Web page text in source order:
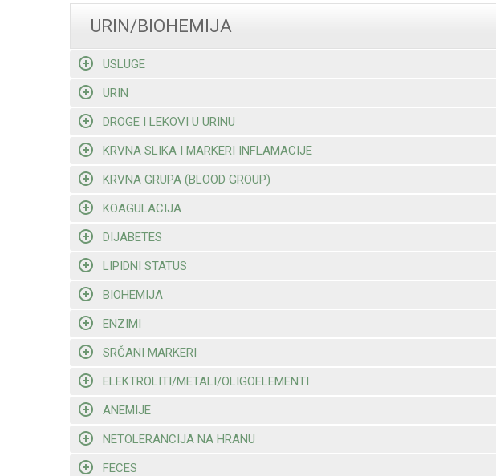
URIN/BIOHEMIJA
USLUGE
URIN
DROGE I LEKOVI U URINU
KRVNA SLIKA I MARKERI INFLAMACIJE
KRVNA GRUPA (BLOOD GROUP)
KOAGULACIJA
DIJABETES
LIPIDNI STATUS
BIOHEMIJA
ENZIMI
SRČANI MARKERI
ELEKTROLITI/METALI/OLIGOELEMENTI
ANEMIJE
NETOLERANCIJA NA HRANU
FECES